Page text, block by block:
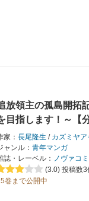
放領主の孤島開拓
目指します！～【
家： 長尾隆生 / カズミヤア
ャンル： 青年マンガ
誌・レーベル： ノヴァコ
(3.0) 投稿数3
巻まで公開中